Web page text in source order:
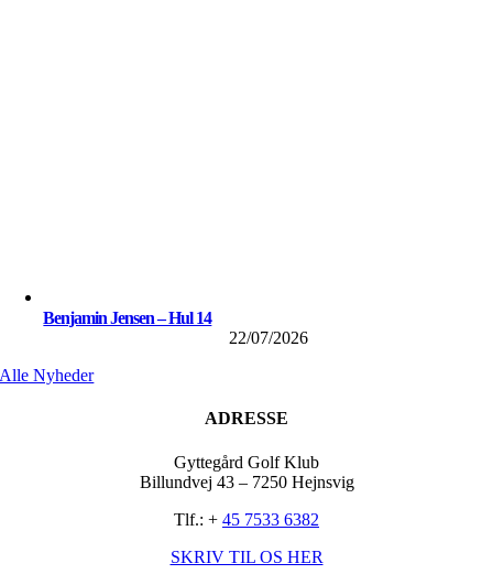
Benjamin Jensen – Hul 14
22/07/2026
Alle Nyheder
ADRESSE
Gyttegård Golf Klub
Billundvej 43 – 7250 Hejnsvig
Tlf.: + 45 7533 6382
SKRIV TIL OS HER